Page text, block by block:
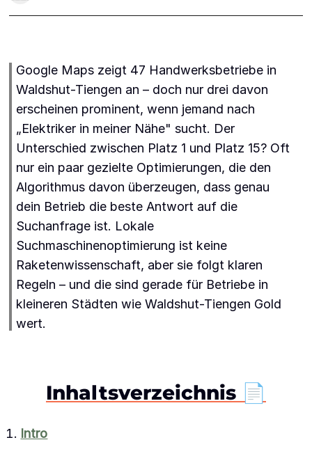
Google Maps zeigt 47 Handwerksbetriebe in
Waldshut-Tiengen an – doch nur drei davon
erscheinen prominent, wenn jemand nach
„Elektriker in meiner Nähe" sucht. Der
Unterschied zwischen Platz 1 und Platz 15? Oft
nur ein paar gezielte Optimierungen, die den
Algorithmus davon überzeugen, dass genau
dein Betrieb die beste Antwort auf die
Suchanfrage ist. Lokale
Suchmaschinenoptimierung ist keine
Raketenwissenschaft, aber sie folgt klaren
Regeln – und die sind gerade für Betriebe in
kleineren Städten wie Waldshut-Tiengen Gold
wert.
Inhaltsverzeichnis 📄
Intro